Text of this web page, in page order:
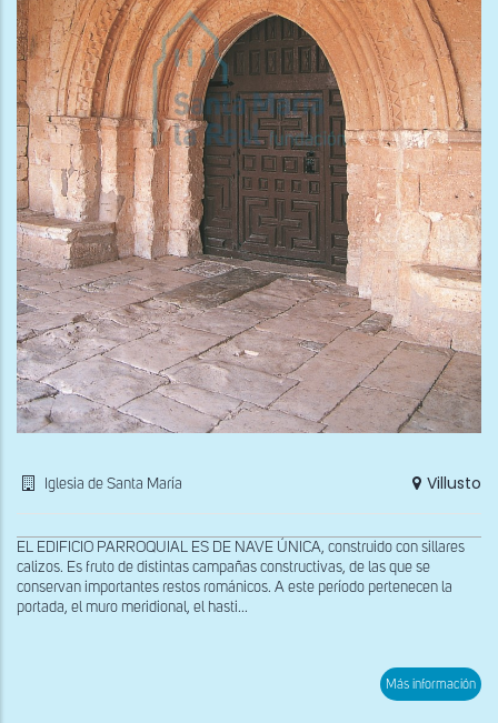
Iglesia de Santa María Villusto
EL EDIFICIO PARROQUIAL ES DE NAVE ÚNICA, construido con sillares
calizos. Es fruto de distintas campañas constructivas, de las que se
conservan importantes restos románicos. A este período pertenecen la
portada, el muro meridional, el hasti...
Más información